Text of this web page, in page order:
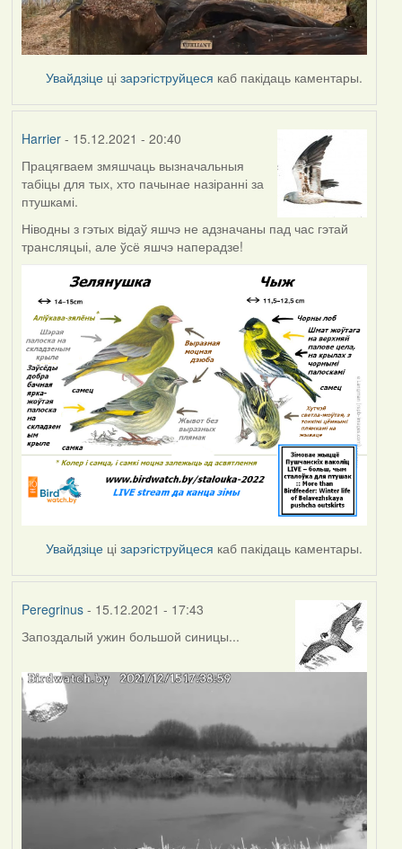
Увайдзіце цізарэгіструйцеся каб пакідаць каментары.
Harrier- 15.12.2021 - 20:40
Працягваем змяшчаць вызначальныя
табіцы для тых, хто пачынае назіранні за
птушкамі.
Ніводны з гэтых відаў яшчэ не адзначаны пад час гэтай
трансляцыі, але ўсё яшчэ наперадзе!
Увайдзіце цізарэгіструйцеся каб пакідаць каментары.
Peregrinus- 15.12.2021 - 17:43
Запоздалый ужин большой синицы...